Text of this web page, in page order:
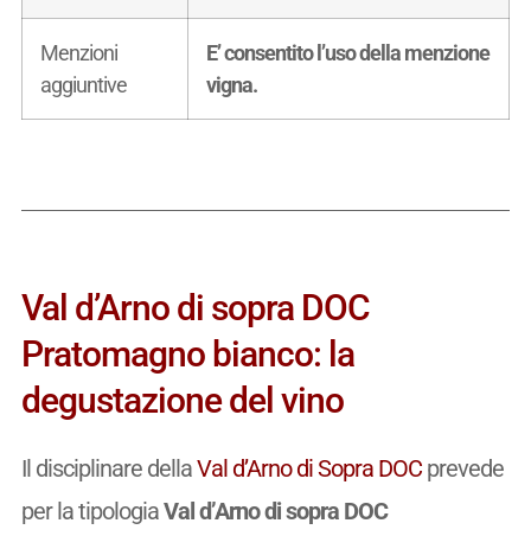
Menzioni
aggiuntive
E’ consentito l’uso della menzione
vigna.
Val d’Arno di sopra DOC
Pratomagno bianco: la
degustazione del vino
Il disciplinare dellaVal d’Arno di Sopra DOCprevede
per la tipologiaVal d’Arno di sopra DOC